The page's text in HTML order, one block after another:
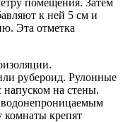
к ней 5 см и
Эта отметка
рубероид. Рулонные
напуском на стены.
комнаты крепят